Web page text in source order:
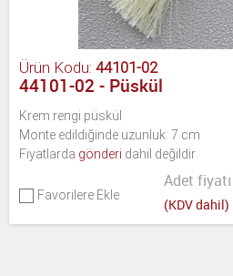
Ürün Kodu: 44101-02
44101-02 - Püskül
Krem rengi püskül
Monte edildiğinde uzunluk: 7 cm
Fiyatlarda gönderi dahil değildir
Favorilere Ekle
Adet fiyatı
(KDV dahil)